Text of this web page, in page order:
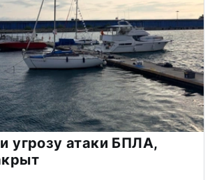
угрозу атаки БПЛА,